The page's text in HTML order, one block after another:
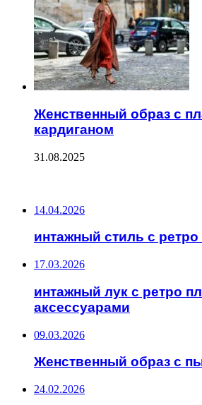
Женственный образ с
кардиганом
31.08.2025
14.04.2026
интажный стиль с
17.03.2026
интажный лук с ретро
аксессуарами
09.03.2026
Женственный образ с
24.02.2026